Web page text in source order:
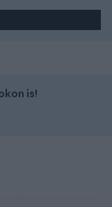
is!